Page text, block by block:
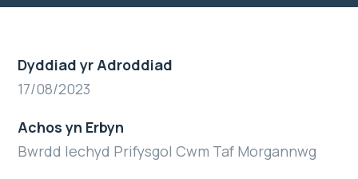
Dyddiad yr Adroddiad
17/08/2023
Achos yn Erbyn
Bwrdd Iechyd Prifysgol Cwm Taf Morgannwg